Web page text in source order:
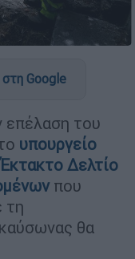
Google
επέλαση του
υπουργείο
Έκτακτο Δελτίο
που
τη
θα